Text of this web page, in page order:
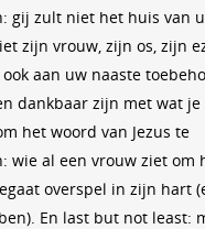
gij zult niet het huis van
zijn vrouw, zijn os, zijn
ook aan uw naaste
dankbaar zijn met wat je
het woord van Jezus te
wie al een vrouw ziet om
overspel in zijn hart
En last but not least: